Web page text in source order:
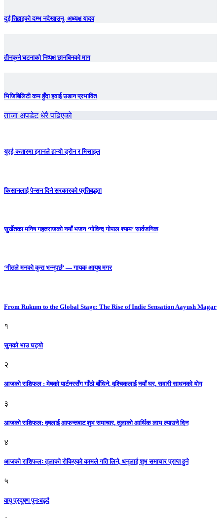
दुई तिहाइको दम्भ नदेखाउनू- अध्यक्ष यादव
तीनकुने घटनाकाे निष्पक्ष छानबिनकाे माग
भिजिबिलिटी कम हुँदा हवाई उडान प्रभावित
ताजा अपडेट धेरै पढिएको
युएई-कतारमा इरानले हान्यो ड्रोन र मिसाइल
किसानलाई पेन्सन दिने सरकारको प्रतिबद्धता
सुर्खेतका मनिष गहतराजको नयाँ भजन ‘गोविन्द गोपाल श्याम’ सार्वजनिक
‘गीतले मनको कुरा भन्नुपर्छ’ — गायक आयुष मगर
From Rukum to the Global Stage: The Rise of Indie Sensation Aayush Magar
१
सुनको भाउ घट्याे
२
आजको राशिफल : मेषको पार्टनरसँग गाँठो बाँधिने, वृश्चिकलाई नयाँ घर, सवारी साधनकाे याेग
३
आजकाे राशिफल: वृषलाई आफन्तबाट शुभ समाचार, तुलाकाे आर्थिक लाभ ल्याउने दिन
४
आजको राशिफलः तुलाकाे रोकिएको कामले गति लिने, धनुलाई शुभ समाचार प्राप्त हुने
५
वायु प्रदूषण पुनःबढ्दै